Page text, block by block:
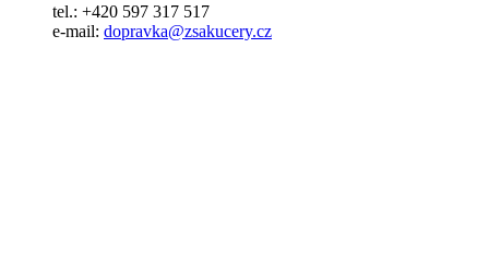
tel.: +420 597 317 517
e-mail: dopravka@zsakucery.cz